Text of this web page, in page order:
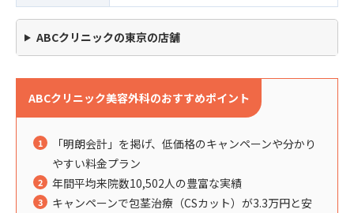
ABCクリニックの東京の店舗
ABCクリニック美容外科のおすすめポイント
「明朗会計」を掲げ、低価格のキャンペーンや分かり
やすい料金プラン
年間平均来院数10,502人の豊富な実績
キャンペーンで包茎治療（CSカット）が3.3万円と安